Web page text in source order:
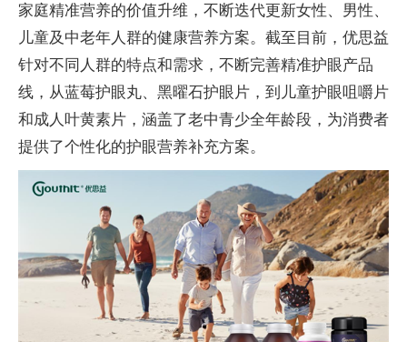
家庭精准营养的价值升维，不断迭代更新女性、男性、
儿童及中老年人群的健康营养方案。截至目前，优思益
针对不同人群的特点和需求，不断完善精准护眼产品
线，从蓝莓护眼丸、黑曜石护眼片，到儿童护眼咀嚼片
和成人叶黄素片，涵盖了老中青少全年龄段，为消费者
提供了个性化的护眼营养补充方案。